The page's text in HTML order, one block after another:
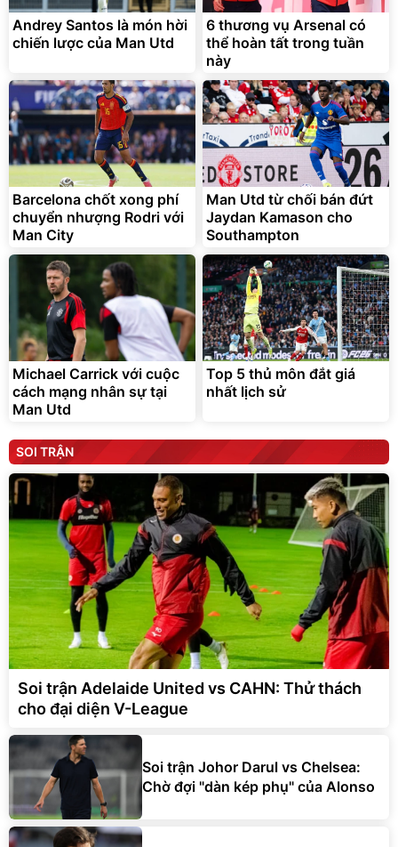
Andrey Santos là món hời
chiến lược của Man Utd
6 thương vụ Arsenal có
thể hoàn tất trong tuần
này
Barcelona chốt xong phí
chuyển nhượng Rodri với
Man City
Man Utd từ chối bán đứt
Jaydan Kamason cho
Southampton
Michael Carrick với cuộc
cách mạng nhân sự tại
Man Utd
Top 5 thủ môn đắt giá
nhất lịch sử
SOI TRẬN
Soi trận Adelaide United vs CAHN: Thử thách
cho đại diện V-League
Soi trận Johor Darul vs Chelsea:
Chờ đợi "dàn kép phụ" của Alonso